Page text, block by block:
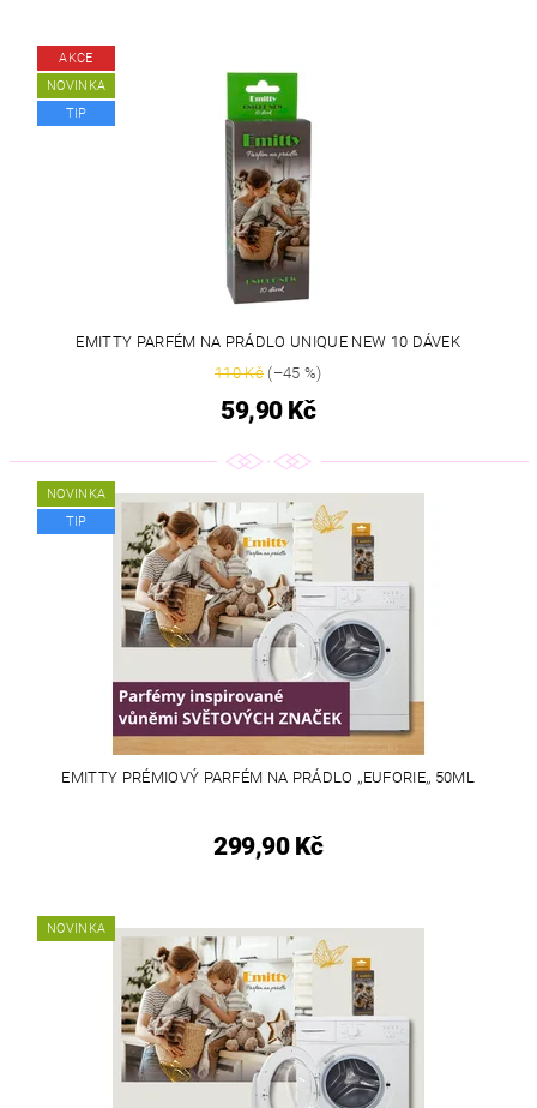
AKCE
NOVINKA
TIP
EMITTY PARFÉM NA PRÁDLO UNIQUE NEW 10 DÁVEK
110 Kč(–45 %)
59,90 Kč
NOVINKA
TIP
EMITTY PRÉMIOVÝ PARFÉM NA PRÁDLO ,,EUFORIE,, 50ML
299,90 Kč
NOVINKA